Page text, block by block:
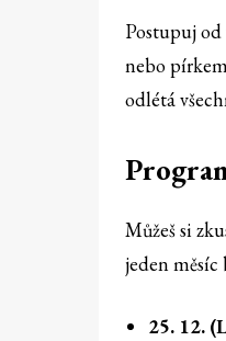
Postupuj
nebo
odlétá
Můžeš si
jeden
25. 12.